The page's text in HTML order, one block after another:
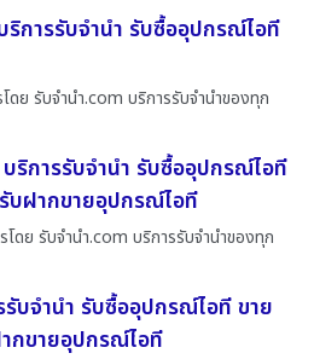
ริการรับจำนำ รับซื้ออุปกรณ์ไอที
โดย รับจํานํา.com บริการรับจำนำของทุก
การรับจำนำ รับซื้ออุปกรณ์ไอที
บฝากขายอุปกรณ์ไอที
ดย รับจํานํา.com บริการรับจำนำของทุก
บจำนำ รับซื้ออุปกรณ์ไอที ขาย
กขายอุปกรณ์ไอที